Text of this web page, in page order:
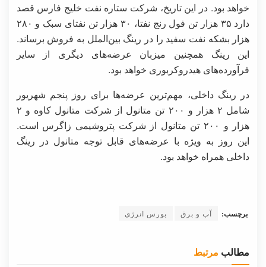
خواهد بود. در این تاریخ، شرکت ستاره نفت خلیج فارس قصد
دارد ۳۵ هزار تن فول رنج نفتا، ۳۰ هزار تن نفتای سبک و ۲۸۰
هزار بشکه نفت سفید را در رینگ بین‌الملل به فروش برساند.
این رینگ همچنین میزبان عرضه‌های دیگری از سایر
فرآورده‌های هیدروکربوری خواهد بود.
در رینگ داخلی، مهم‌ترین عرضه‌ها برای روز پنجم شهریور
شامل ۲ هزار و ۲۰۰ تن متانول از شرکت متانول کاوه و ۲
هزار و ۲۰۰ تن متانول از شرکت پتروشیمی زاگرس است.
این روز به ویژه با عرضه‌های قابل توجه متانول در رینگ
داخلی همراه خواهد بود.
برچسب: آب و برق بورس انرژی
مطالب مرتبط